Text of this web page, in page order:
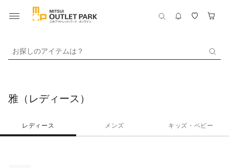
お探しのアイテムは？
雅（レディース）
レディース メンズ キッズ・ベビー